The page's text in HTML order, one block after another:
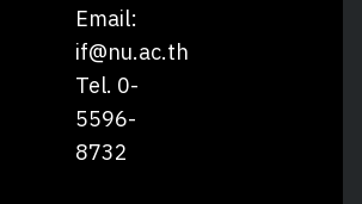
Email:
if@nu.ac.th
Tel. 0-
5596-
8732